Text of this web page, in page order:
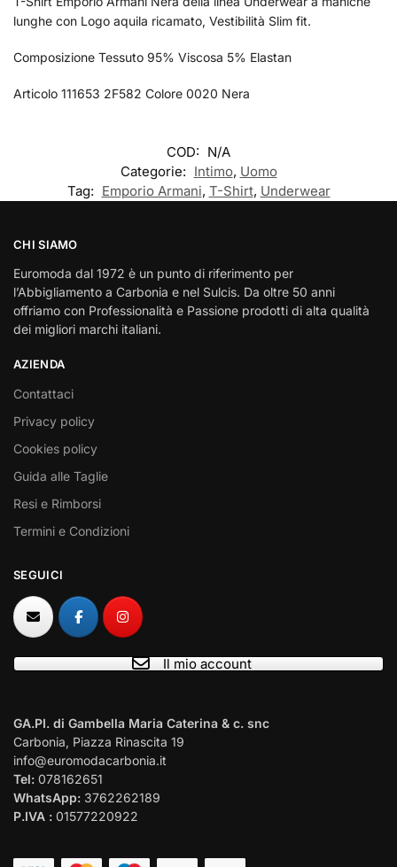
lunghe con Logo aquila ricamato, Vestibilità Slim fit.
Composizione Tessuto 95% Viscosa 5% Elastan
Articolo 111653 2F582 Colore 0020 Nera
COD: N/A
Categorie: Intimo, Uomo
Tag: Emporio Armani, T-Shirt, Underwear
CHI SIAMO
Euromoda dal 1972 è un punto di riferimento per
l’Abbigliamento a Carbonia e nel Sulcis. Da oltre 50 anni
offriamo con Professionalità e Passione prodotti di alta qualità
dei migliori marchi italiani.
AZIENDA
Contattaci
Privacy policy
Cookies policy
Guida alle Taglie
Resi e Rimborsi
Termini e Condizioni
SEGUICI
Il mio account
GA.PI. di Gambella Maria Caterina & c. snc
Carbonia, Piazza Rinascita 19
info@euromodacarbonia.it
Tel: 078162651
WhatsApp: 3762262189
P.IVA : 01577220922